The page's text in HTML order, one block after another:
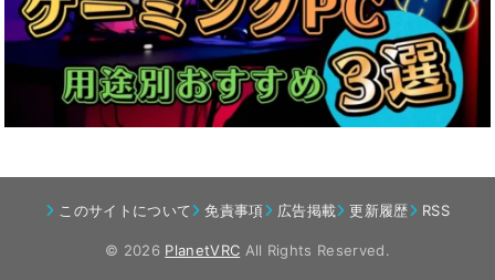
このサイトについて 免責事項 広告掲載 更新履歴 RSS
© 2026 PlanetVRC All Rights Reserved.